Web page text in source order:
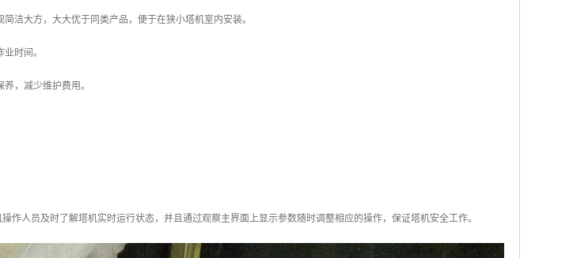
洁大方，大大优于同类产品，便于在狭小塔机室内安装。
时间。
，减少维护费用。
作人员及时了解塔机实时运行状态，并且通过观察主界面上显示参数随时调整相应的操作，保证塔机安全工作。